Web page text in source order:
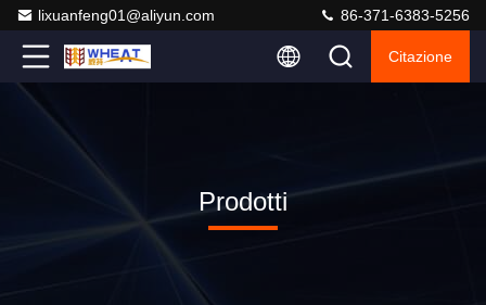
lixuanfeng01@aliyun.com 86-371-6383-5256
Citazione
Prodotti